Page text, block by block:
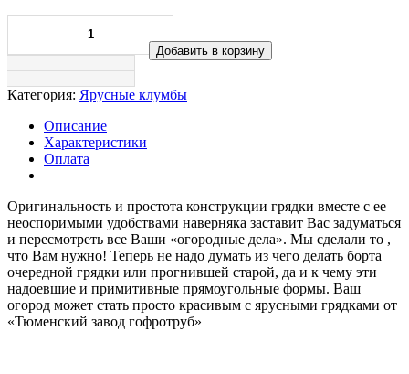
Добавить в корзину
Категория: Ярусные клумбы
Описание
Характеристики
Оплата
Оригинальность и простота конструкции грядки вместе с ее
неоспоримыми удобствами наверняка заставит Вас задуматься
и пересмотреть все Ваши «огородные дела». Мы сделали то ,
что Вам нужно! Теперь не надо думать из чего делать борта
очередной грядки или прогнившей старой, да и к чему эти
надоевшие и примитивные прямоугольные формы. Ваш
огород может стать просто красивым с ярусными грядками от
«Тюменский завод гофротруб»